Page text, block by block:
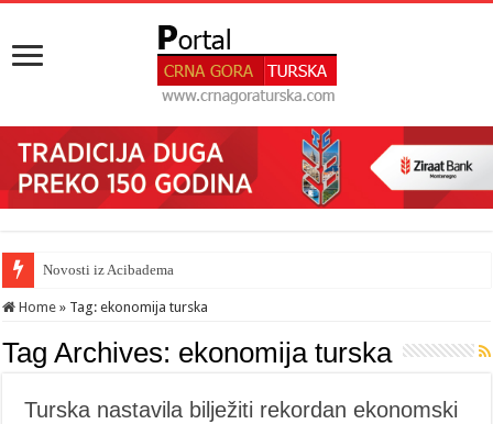
Novosti iz Acibadema
Home » Tag:ekonomija turska
Tag Archives: ekonomija turska
Turska nastavila bilježiti rekordan ekonomski